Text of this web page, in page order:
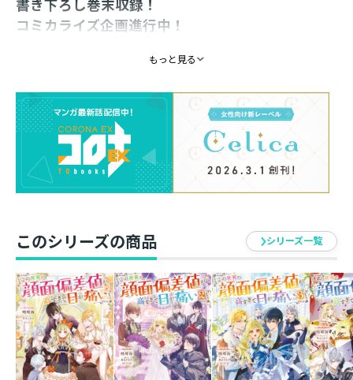
書き下ろし巻末収録！
コミカライズ企画進行中！
女性不足の世界に転生した私は王家の夜会後、突然アシ
ュル殿下から宣戦布告【ラブコール】を受けた。周囲の
婚約者たちが臨戦態勢に入る中、オリヴァー兄様が、留
学してきた獣人王国の王女様にロックオンされちゃっ
た！？ 獣人のモフモフな外見に心ときめいていたのも
束の間、彼女らの傍若無人な振る舞いに開いた口が塞が
危ない橋を渡る私を守るためか、犬猿の仲の王族とお兄
様たちが一時共同戦線を組むと、事態は深刻な外交問題
へ発展していって……あれ、、この国際紛争【コクサイ
フンソー】の火種って私！？
花【恋】より団子【モフモフ】なお転婆令嬢が我が道を
往く、無自覚愛されファンタジー、第三弾！
もっと見る
このシリーズの商品 シリーズ一覧